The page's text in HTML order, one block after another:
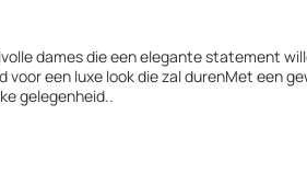
dames die een elegante statement
een luxe look die zal durenMet een
gelegenheid..